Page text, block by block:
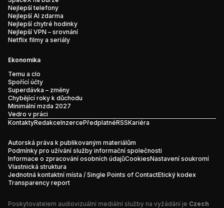
Nejlepší telefony
Nejlepší AI zdarma
Nejlepší chytré hodinky
Nejlepší VPN – srovnání
Netflix filmy a seriály
Ekonomika
Temu a clo
Spořící účty
Superdávka – změny
Chybějící roky k důchodu
Minimální mzda 2027
Vedro v práci
KontaktyRedakceInzercePředplatnéRSSKariéra
Autorská práva k publikovaným materiálům
Podmínky pro užívání služby informační společnosti
Informace o zpracování osobních údajůCookiesNastavení soukromí
Vlastnická struktura
Jednotná kontaktní místa / Single Points of ContactEtický kodex
Transparency report
Poskytovatelem audiovizuální mediální služby na vyžádání je Czech